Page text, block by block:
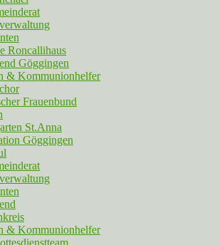
Roncallihaus
Göggingen
& Kommunionhelfer
Frauenbund
St.Anna
Göggingen
& Kommunionhelfer